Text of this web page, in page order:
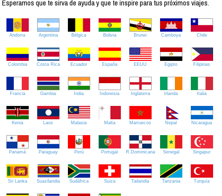
Esperamos que te sirva de ayuda y que te inspire para tus próximos viajes.
Andorra Argentina Bélgica Bolivia Brunei Camboya Chile
Colombia Costa Rica Ecuador España EEUU Egipto Filipinas
Francia Gambia India Indonesia Inglaterra Irlanda Italia
Kenia Laos Malasia Malta Marruecos Nepal Nicaragua
Panamá Paraguay Perú Portugal R.Dominicana Senegal Singapur
Sri Lanka Suazilandia Sudáfrica Suiza Tailandia Tanzania Turquía